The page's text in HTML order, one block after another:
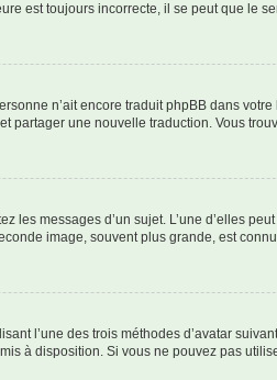
est toujours incorrecte, il se peut que le
n’ait encore traduit phpBB dans
partager une nouvelle traduction. Vous
les messages d’un sujet. L’une d’elles
image, souvent plus grande, est
l’une des trois méthodes d’avatar
à disposition. Si vous ne pouvez pas